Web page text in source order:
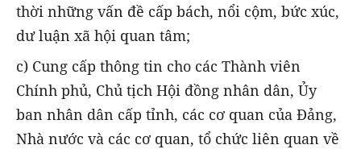
thời những vấn đề cấp bách, nổi cộm, bức xúc,
dư luận xã hội quan tâm;
c) Cung cấp thông tin cho các Thành viên
Chính phủ, Chủ tịch Hội đồng nhân dân, Ủy
ban nhân dân cấp tỉnh, các cơ quan của Đảng,
Nhà nước và các cơ quan, tổ chức liên quan về